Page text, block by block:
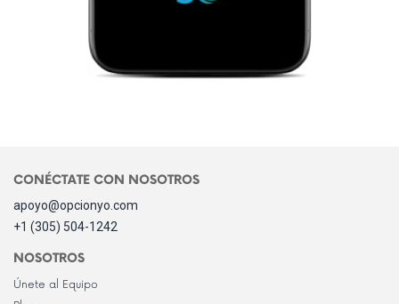
NOSOTROS
Únete al Equipo
CONÉCTATE CON NOSOTROS
apoyo@opcionyo.com
+1 (305) 504-1242